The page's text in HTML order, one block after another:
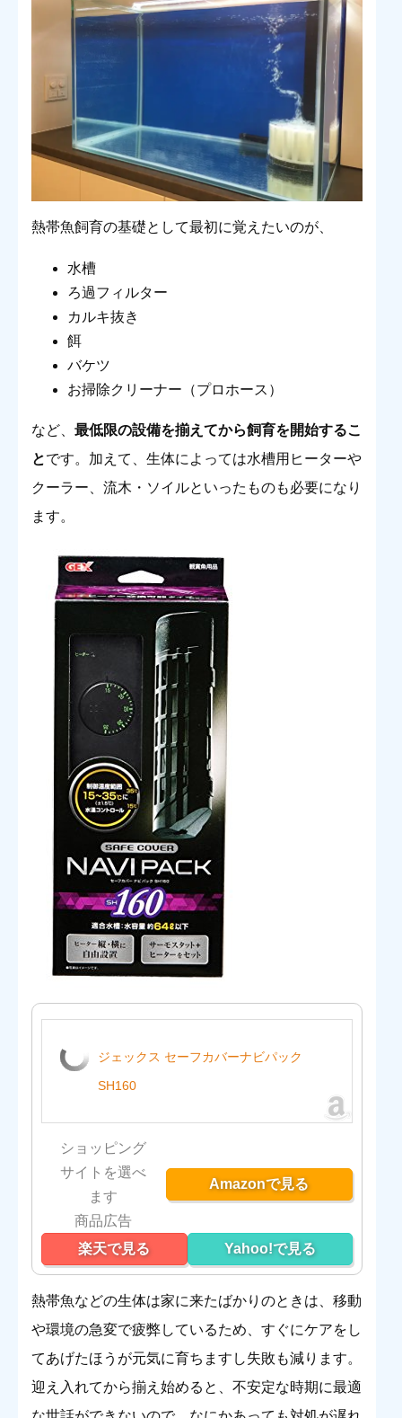
熱帯魚飼育の基礎として最初に覚えたいのが、
水槽
ろ過フィルター
カルキ抜き
餌
バケツ
お掃除クリーナー（プロホース）
など、 最低限の設備を揃えてから飼育を開始するこ
とです。加えて、生体によっては水槽用ヒーターや
クーラー、流木・ソイルといったものも必要になり
ます。
ジェックス セーフカバーナビパック
SH160
ショッピング
サイトを選べ
ます
Amazonで見る
楽天で見る Yahoo!で見る
熱帯魚などの生体は家に来たばかりのときは、移動
や環境の急変で疲弊しているため、すぐにケアをし
てあげたほうが元気に育ちますし失敗も減ります。
迎え入れてから揃え始めると、不安定な時期に最適